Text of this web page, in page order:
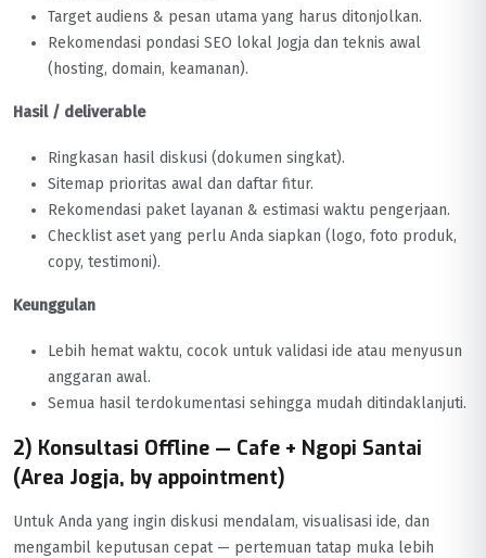
Target audiens & pesan utama yang harus ditonjolkan.
Rekomendasi pondasi SEO lokal Jogja dan teknis awal
(hosting, domain, keamanan).
Hasil / deliverable
Ringkasan hasil diskusi (dokumen singkat).
Sitemap prioritas awal dan daftar fitur.
Rekomendasi paket layanan & estimasi waktu pengerjaan.
Checklist aset yang perlu Anda siapkan (logo, foto produk,
copy, testimoni).
Keunggulan
Lebih hemat waktu, cocok untuk validasi ide atau menyusun
anggaran awal.
Semua hasil terdokumentasi sehingga mudah ditindaklanjuti.
2) Konsultasi Offline — Cafe + Ngopi Santai
(Area Jogja, by appointment)
Untuk Anda yang ingin diskusi mendalam, visualisasi ide, dan
mengambil keputusan cepat — pertemuan tatap muka lebih